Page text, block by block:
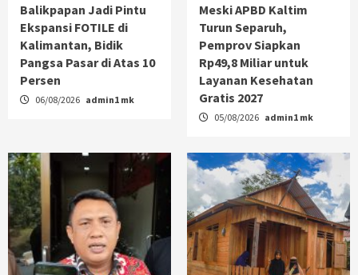
Balikpapan Jadi Pintu
Ekspansi FOTILE di
Kalimantan, Bidik
Pangsa Pasar di Atas 10
Persen
06/08/2026 admin1 mk
Meski APBD Kaltim
Turun Separuh,
Pemprov Siapkan
Rp49,8 Miliar untuk
Layanan Kesehatan
Gratis 2027
05/08/2026 admin1 mk